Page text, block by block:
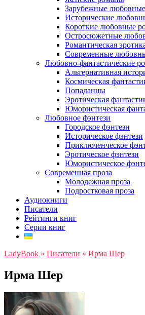
Зарубежные
Исторические
Короткие любовные
Остросюжетные
Романтическая
Современные
Любовно-фантастические
Альтернативная
Космическая
Попаданцы
Эротическая
Юмористическая
Любовное фэнтези
Городское фэнтези
Историческое фэнтези
Приключенческое
Эротическое фэнтези
Юмористическое
Современная проза
Молодежная проза
Подростковая проза
Аудиокниги
Писатели
Рейтинги книг
Серии книг
LadyBook » Писатели » Ирма Шер
Ирма Шер